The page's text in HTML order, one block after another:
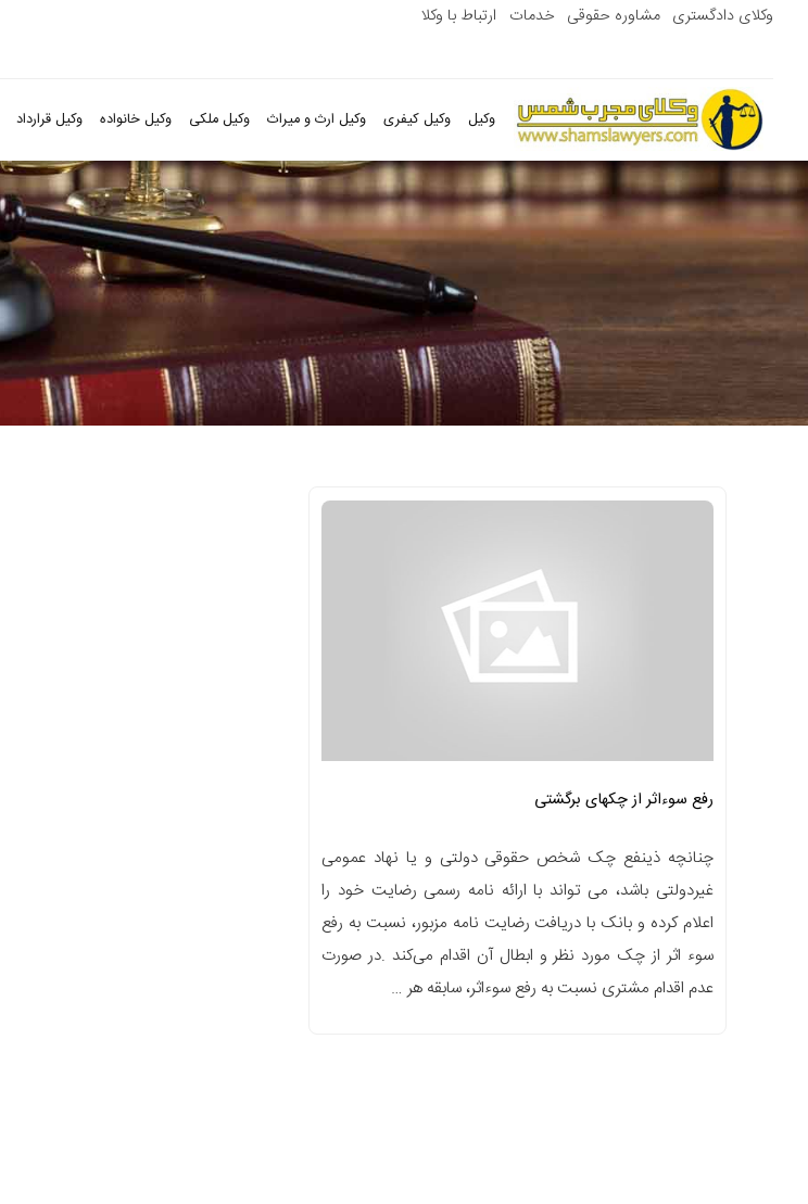
وکلای دادگستری مشاوره حقوقی خدمات ارتباط با وکلا
وکیل وکیل کیفری وکیل ارث و میراث وکیل ملکی وکیل خانواده وکیل قرارداد
رفع سوءاثر از چکهای برگشتی
چنانچه ذینفع چک شخص حقوقی دولتی و یا نهاد عمومی
غیردولتی باشد، می تواند با ارائه نامه رسمی رضایت خود را
اعلام کرده و بانک با دریافت رضایت نامه مزبور، نسبت به رفع
سوء اثر از چک مورد نظر و ابطال آن اقدام می‌کند .در صورت
عدم اقدام مشتری نسبت به رفع سوءاثر، سابقه هر …